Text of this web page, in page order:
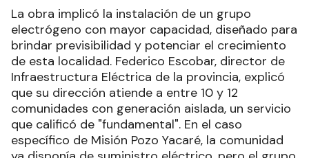
La obra implicó la instalación de un grupo
electrógeno con mayor capacidad, diseñado para
brindar previsibilidad y potenciar el crecimiento
de esta localidad. Federico Escobar, director de
Infraestructura Eléctrica de la provincia, explicó
que su dirección atiende a entre 10 y 12
comunidades con generación aislada, un servicio
que calificó de "fundamental". En el caso
específico de Misión Pozo Yacaré, la comunidad